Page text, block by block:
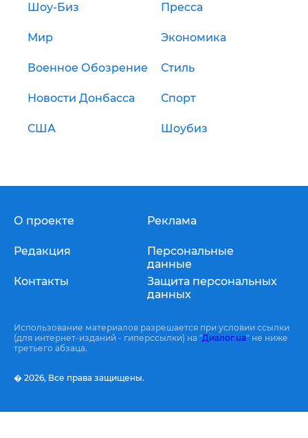
Шоу-Биз Пресса
Мир Экономика
Военное Обозрение Стиль
Новости Донбасса Спорт
США Шоубиз
О проекте
Редакция
Контакты
Реклама
Персональные
данные
Защита персональных
данных
Использование материалов разрешается при условии ссылки
(для интернет-изданий - гиперссылки) на "Диалог.ua" не ниже
третьего абзаца.
� 2026, Все права защищены.